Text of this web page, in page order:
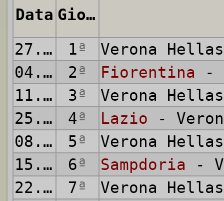
Data
Giornata
27.09.1970
1ª
Verona
04.10.1970
2ª Fiorentina -
11.10.1970
3ª
Verona
25.10.1970
4ª Lazio -
08.11.1970
5ª
Verona
15.11.1970
6ª Sampdoria -
22.11.1970
7ª
Verona